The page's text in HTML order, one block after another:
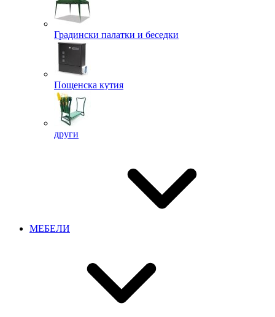
Градински палатки и беседки
Пощенска кутия
други
МЕБЕЛИ